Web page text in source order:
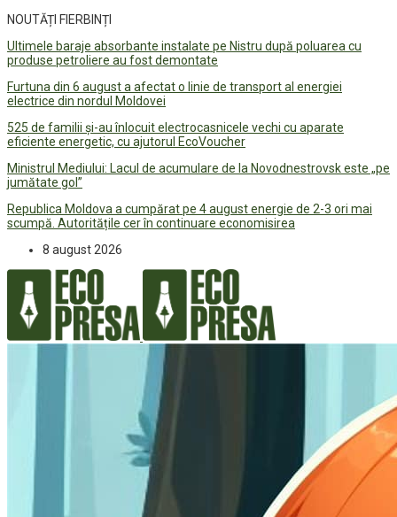
NOUTĂȚI FIERBINȚI
Ultimele baraje absorbante instalate pe Nistru după poluarea cu
produse petroliere au fost demontate
Furtuna din 6 august a afectat o linie de transport al energiei
electrice din nordul Moldovei
525 de familii și-au înlocuit electrocasnicele vechi cu aparate
eficiente energetic, cu ajutorul EcoVoucher
Ministrul Mediului: Lacul de acumulare de la Novodnestrovsk este „pe
jumătate gol”
Republica Moldova a cumpărat pe 4 august energie de 2-3 ori mai
scumpă. Autoritățile cer în continuare economisirea
8 august 2026